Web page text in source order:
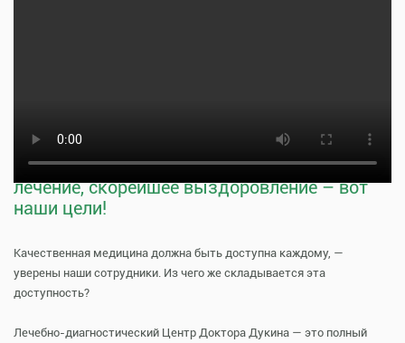
Тщательная профилактика, качественное
лечение, скорейшее выздоровление – вот
наши цели!
Качественная медицина должна быть доступна каждому, —
уверены наши сотрудники. Из чего же складывается эта
доступность?
Лечебно-диагностический Центр Доктора Дукина — это полный